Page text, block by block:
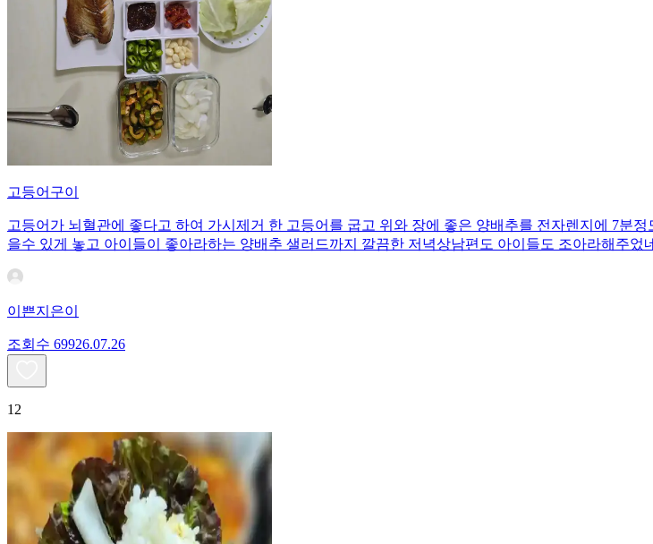
고등어구이
고등어가 뇌혈관에 좋다고 하여 가시제거 한 고등어를 굽고 위와 장에 좋은 양배추를 전자렌지에 7분
을수 있게 놓고 아이들이 좋아라하는 양배추 샐러드까지 깔끔한 저녁상남편도 아이들도 조아라해주었
이쁜지은이
조회수 69926.07.26
12